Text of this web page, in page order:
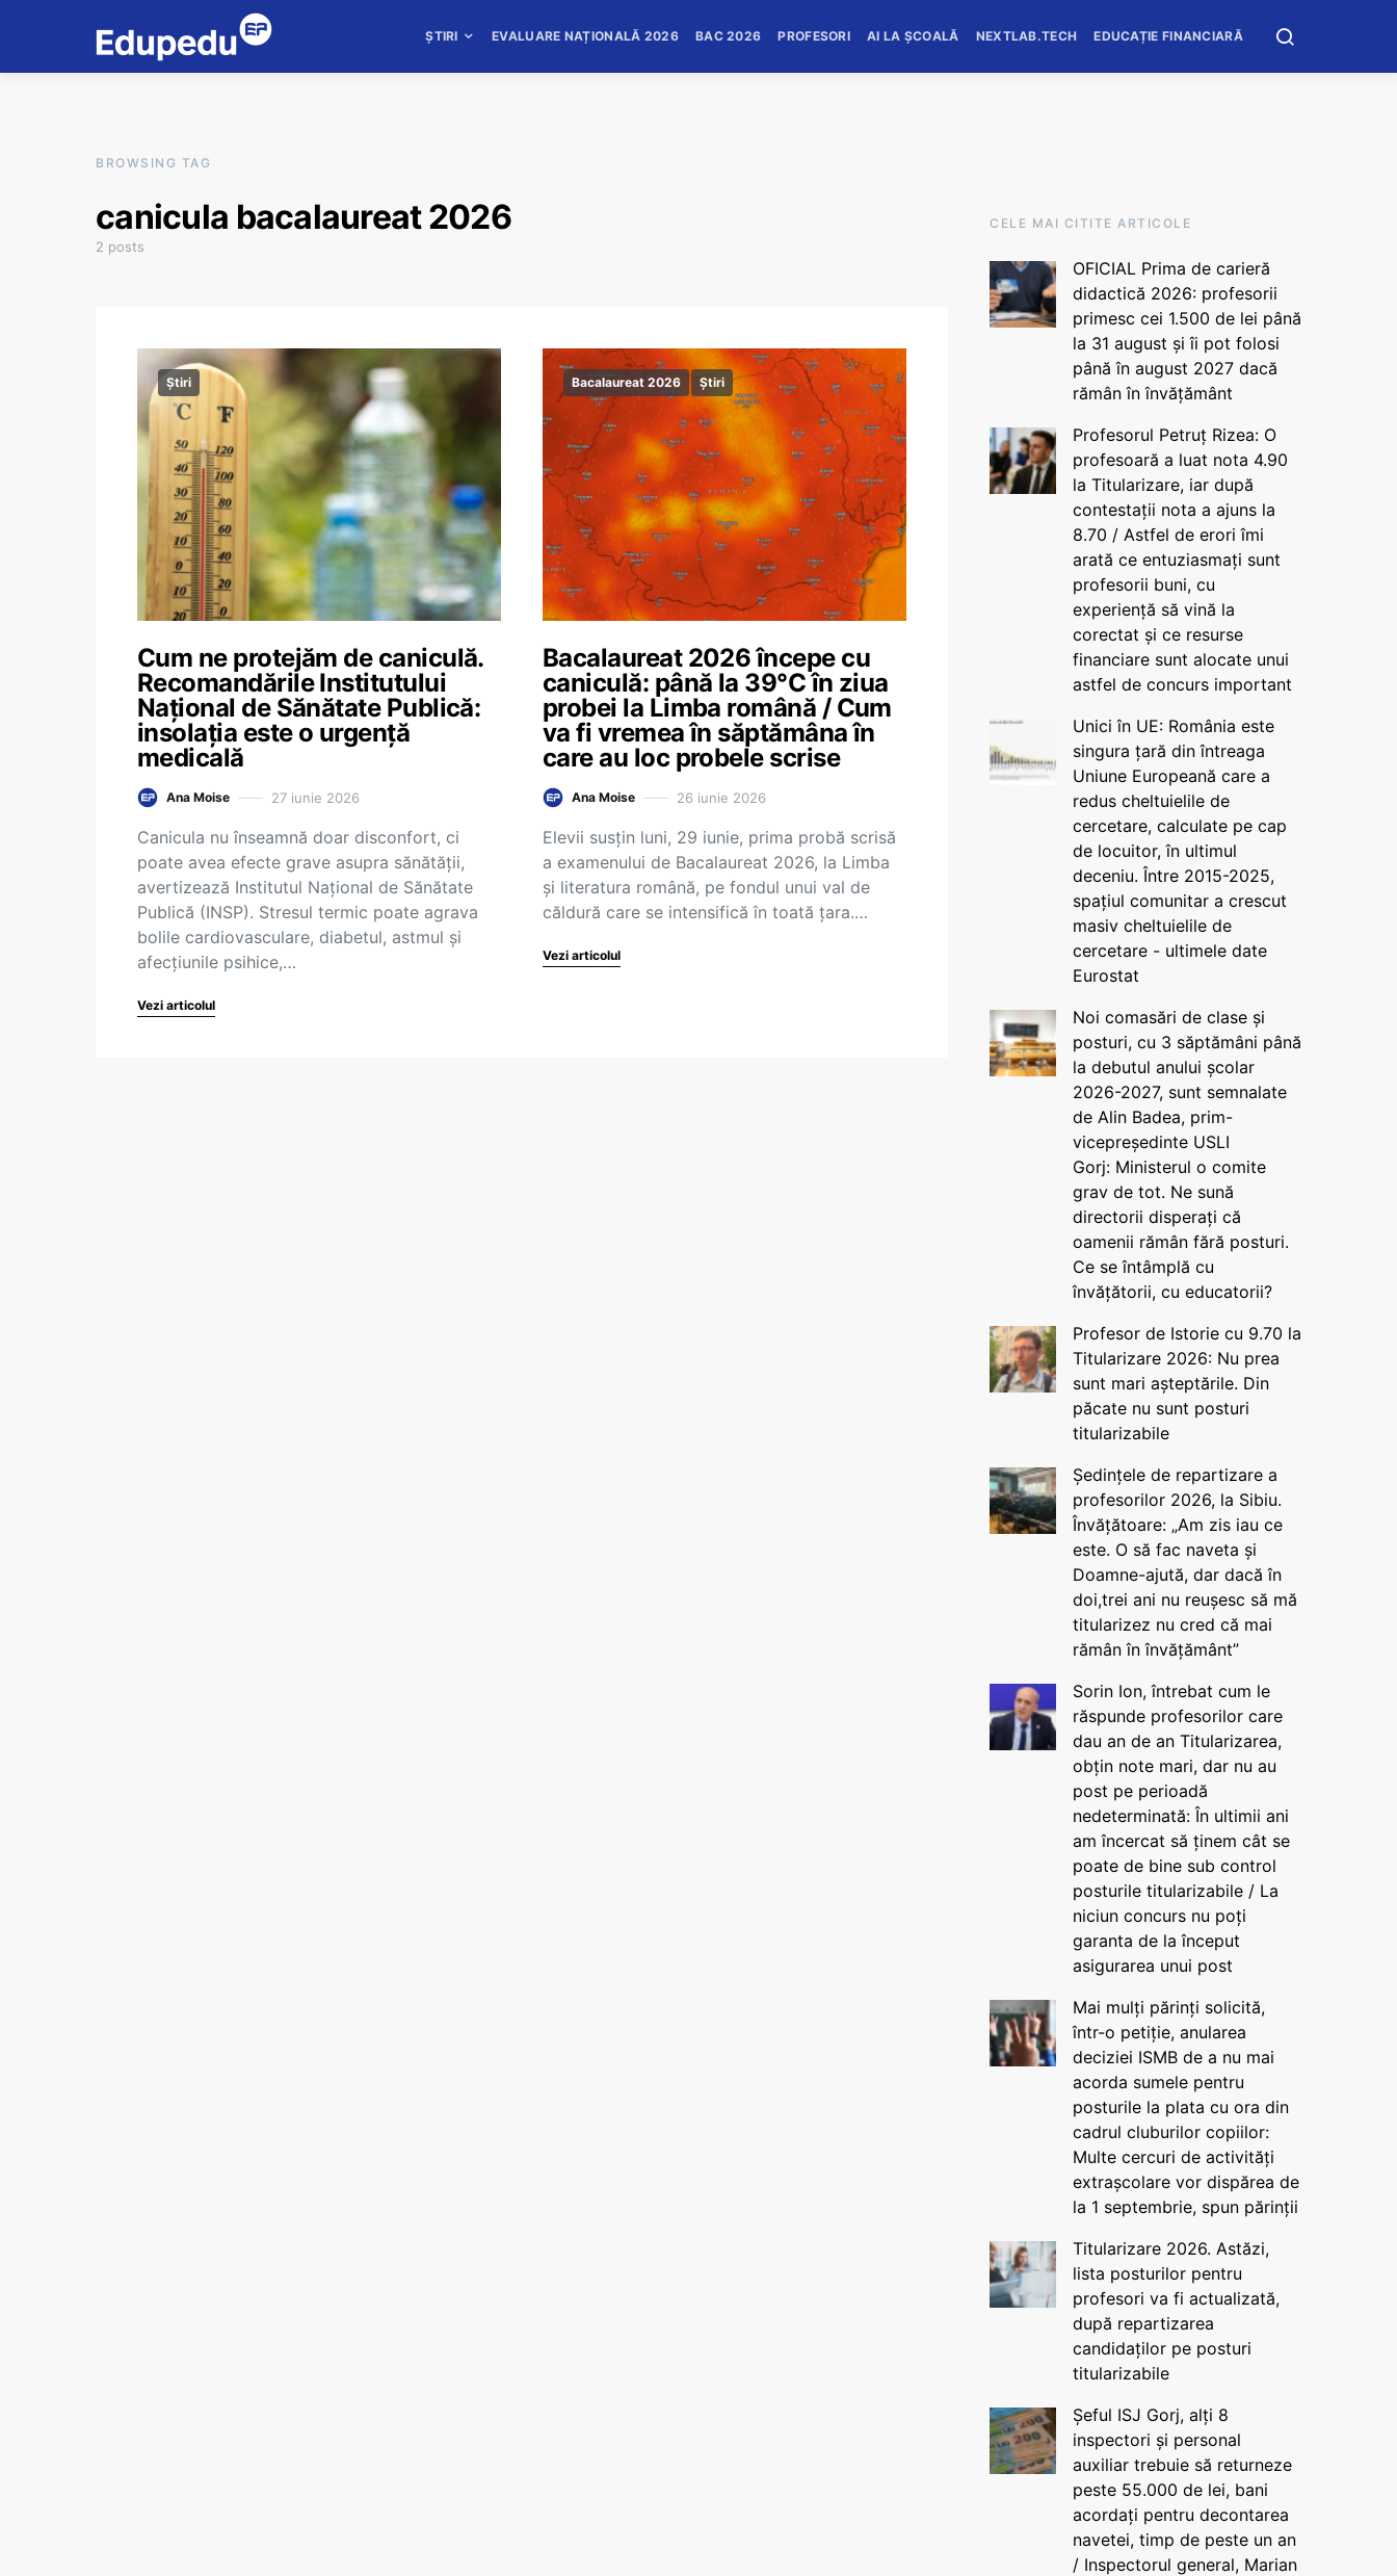
ȘTIRI EVALUARE NAȚIONALĂ 2026 BAC 2026 PROFESORI AI LA ȘCOALĂ NEXTLAB.TECH EDUCAȚIE FINANCIARĂ
BROWSING TAG
canicula bacalaureat 2026
2 posts
Știri
Cum ne protejăm de caniculă.
Recomandările Institutului
Național de Sănătate Publică:
insolația este o urgență
medicală
Ana Moise 27 iunie 2026
Canicula nu înseamnă doar disconfort, ci
poate avea efecte grave asupra sănătății,
avertizează Institutul Național de Sănătate
Publică (INSP). Stresul termic poate agrava
bolile cardiovasculare, diabetul, astmul și
afecțiunile psihice,…
Vezi articolul
Bacalaureat 2026 Știri
Bacalaureat 2026 începe cu
caniculă: până la 39°C în ziua
probei la Limba română / Cum
va fi vremea în săptămâna în
care au loc probele scrise
Ana Moise 26 iunie 2026
Elevii susțin luni, 29 iunie, prima probă scrisă
a examenului de Bacalaureat 2026, la Limba
și literatura română, pe fondul unui val de
căldură care se intensifică în toată țara.…
Vezi articolul
CELE MAI CITITE ARTICOLE
OFICIAL Prima de carieră
didactică 2026: profesorii
primesc cei 1.500 de lei până
la 31 august și îi pot folosi
până în august 2027 dacă
rămân în învățământ
Profesorul Petruț Rizea: O
profesoară a luat nota 4.90
la Titularizare, iar după
contestații nota a ajuns la
8.70 / Astfel de erori îmi
arată ce entuziasmați sunt
profesorii buni, cu
experiență să vină la
corectat și ce resurse
financiare sunt alocate unui
astfel de concurs important
Unici în UE: România este
singura țară din întreaga
Uniune Europeană care a
redus cheltuielile de
cercetare, calculate pe cap
de locuitor, în ultimul
deceniu. Între 2015-2025,
spațiul comunitar a crescut
masiv cheltuielile de
cercetare - ultimele date
Eurostat
Noi comasări de clase și
posturi, cu 3 săptămâni până
la debutul anului școlar
2026-2027, sunt semnalate
de Alin Badea, prim-
vicepreședinte USLI
Gorj: Ministerul o comite
grav de tot. Ne sună
directorii disperați că
oamenii rămân fără posturi.
Ce se întâmplă cu
învățătorii, cu educatorii?
Profesor de Istorie cu 9.70 la
Titularizare 2026: Nu prea
sunt mari așteptările. Din
păcate nu sunt posturi
titularizabile
Ședințele de repartizare a
profesorilor 2026, la Sibiu.
Învățătoare: „Am zis iau ce
este. O să fac naveta și
Doamne-ajută, dar dacă în
doi,trei ani nu reușesc să mă
titularizez nu cred că mai
rămân în învățământ”
Sorin Ion, întrebat cum le
răspunde profesorilor care
dau an de an Titularizarea,
obțin note mari, dar nu au
post pe perioadă
nedeterminată: În ultimii ani
am încercat să ținem cât se
poate de bine sub control
posturile titularizabile / La
niciun concurs nu poți
garanta de la început
asigurarea unui post
Mai mulți părinți solicită,
într-o petiție, anularea
deciziei ISMB de a nu mai
acorda sumele pentru
posturile la plata cu ora din
cadrul cluburilor copiilor:
Multe cercuri de activități
extrașcolare vor dispărea de
la 1 septembrie, spun părinții
Titularizare 2026. Astăzi,
lista posturilor pentru
profesori va fi actualizată,
după repartizarea
candidaților pe posturi
titularizabile
Șeful ISJ Gorj, alți 8
inspectori și personal
auxiliar trebuie să returneze
peste 55.000 de lei, bani
acordați pentru decontarea
navetei, timp de peste un an
/ Inspectorul general, Marian